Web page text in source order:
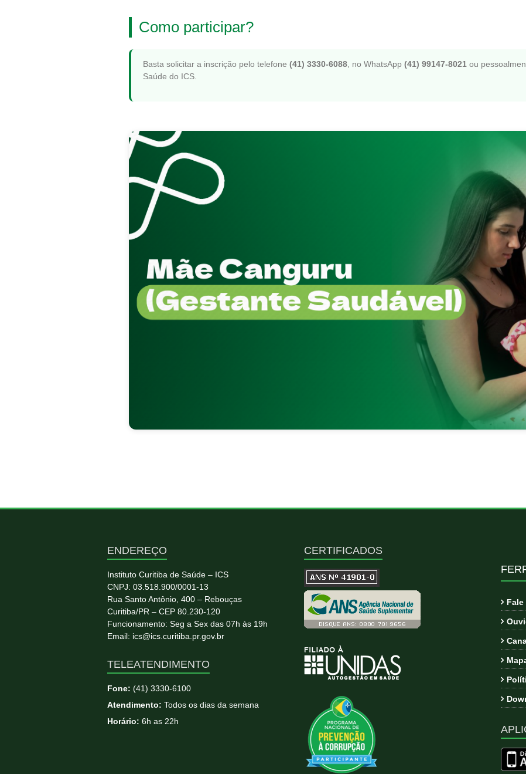
Como participar?
Basta solicitar a inscrição pelo telefone (41) 3330-6088 , no WhatsApp (41) 99147-8021 ou
Saúde do ICS.
ENDEREÇO
Instituto Curitiba de Saúde – ICS
CNPJ: 03.518.900/0001-13
Rua Santo Antônio, 400 – Rebouças
Curitiba/PR – CEP 80.230-120
Funcionamento: Seg a Sex das 07h às 19h
Email: ics@ics.curitiba.pr.gov.br
TELEATENDIMENTO
Fone: (41) 3330-6100
Atendimento: Todos os dias da semana
Horário: 6h as 22h
CERTIFICADOS